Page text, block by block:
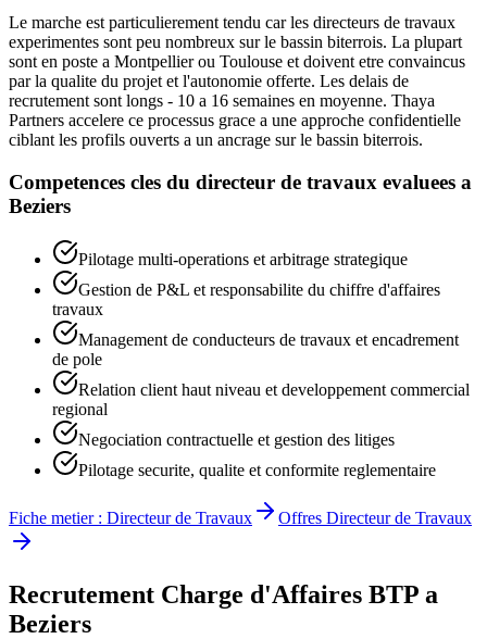
Le marche est particulierement tendu car les directeurs de travaux
experimentes sont peu nombreux sur le bassin biterrois. La plupart
sont en poste a Montpellier ou Toulouse et doivent etre convaincus
par la qualite du projet et l'autonomie offerte. Les delais de
recrutement sont longs - 10 a 16 semaines en moyenne. Thaya
Partners accelere ce processus grace a une approche confidentielle
ciblant les profils ouverts a un ancrage sur le bassin biterrois.
Competences cles du directeur de travaux evaluees a
Beziers
Pilotage multi-operations et arbitrage strategique
Gestion de P&L et responsabilite du chiffre d'affaires
travaux
Management de conducteurs de travaux et encadrement
de pole
Relation client haut niveau et developpement commercial
regional
Negociation contractuelle et gestion des litiges
Pilotage securite, qualite et conformite reglementaire
Fiche metier : Directeur de Travaux Offres Directeur de Travaux
Recrutement Charge d'Affaires BTP a
Beziers